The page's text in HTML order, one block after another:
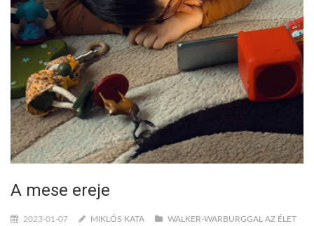
A mese ereje
2023-01-07 MIKLÓS KATA WALKER-WARBURGGAL AZ ÉLET